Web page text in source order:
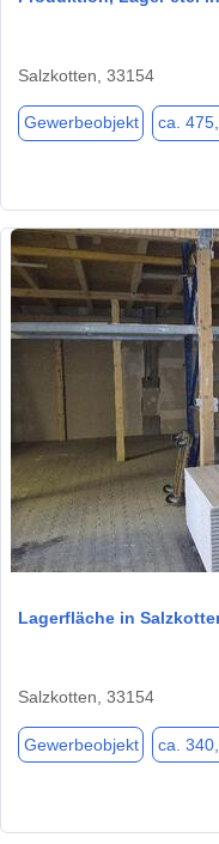
Salzkotten, 33154
Gewerbeobjekt ca.
Lagerfläche in
Salzkotten, 33154
Gewerbeobjekt ca.